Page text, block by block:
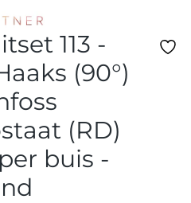
113 -
(90°)
(RD)
buis -